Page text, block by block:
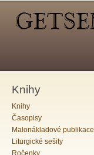
Knihy
Knihy
Časopisy
Malonákladové publikace
Liturgické sešity
Ročenky